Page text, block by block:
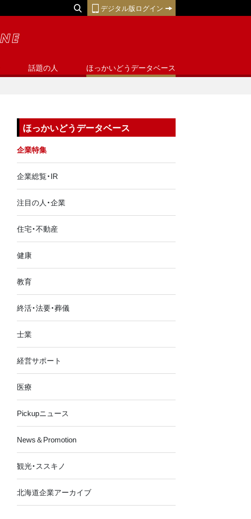
デジタル版ログイン
話題の人 ほっかいどうデータベース
ほっかいどうデータベース
企業特集
企業総覧・IR
注目の人・企業
住宅・不動産
健康
教育
終活・法要・葬儀
士業
経営サポート
医療
Pickupニュース
News＆Promotion
観光・ススキノ
北海道企業アーカイブ